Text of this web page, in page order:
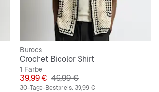
Burocs
Crochet Bicolor Shirt
1 Farbe
Preis
39,99 € Originalpreis
49,99 €
30-Tage-Bestpreis:39,99 €